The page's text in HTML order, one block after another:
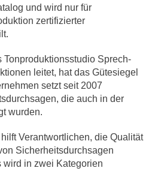
und wird nur für
zertifizierter
Tonproduktionsstudio Sprech-
leitet, hat das Gütesiegel
setzt seit 2007
die auch in der
wurden.
Verantwortlichen, die Qualität
Sicherheitsdurchsagen
wird in zwei Kategorien